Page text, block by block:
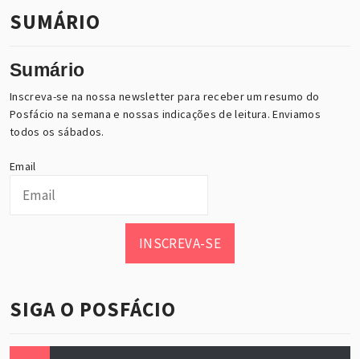
SUMÁRIO
Sumário
Inscreva-se na nossa newsletter para receber um resumo do
Posfácio na semana e nossas indicações de leitura. Enviamos
todos os sábados.
Email
INSCREVA-SE
SIGA O POSFÁCIO